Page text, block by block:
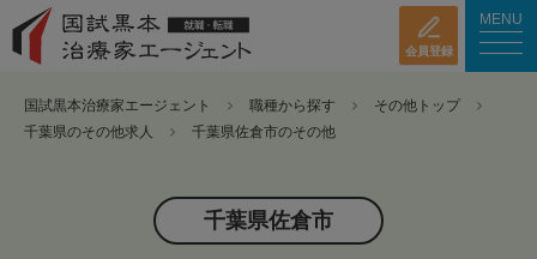
会員登録
MENU
国試黒本治療家エージェント 職種から探す
その他トップ
千葉県のその他求人
千葉県佐倉市のその他
千葉県佐倉市